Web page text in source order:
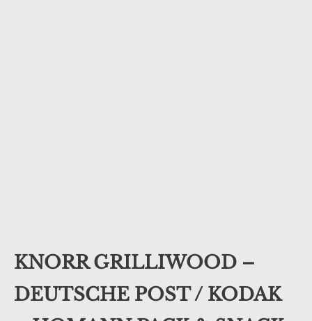
KNORR GRILLIWOOD –
DEUTSCHE POST / KODAK